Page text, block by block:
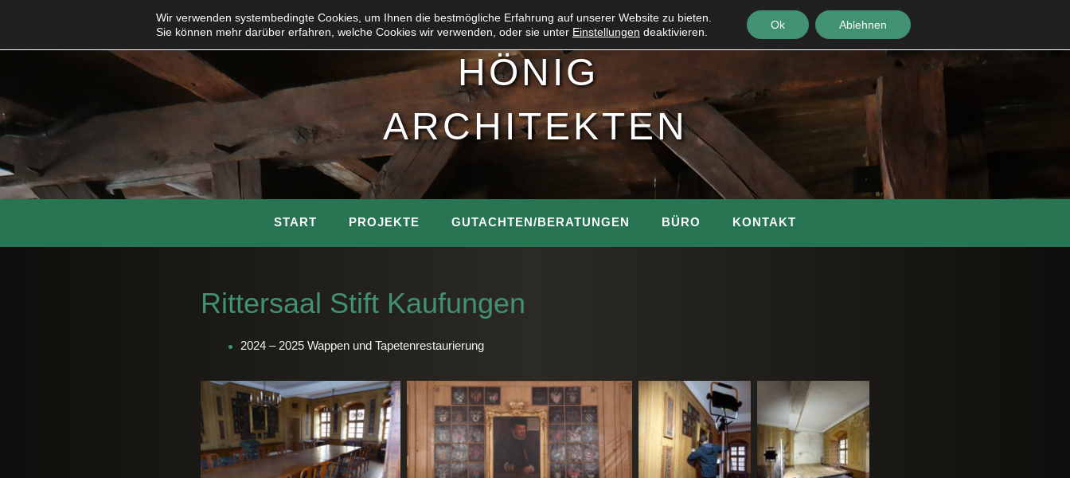
HÖNIG
ARCHITEKTEN
START PROJEKTE GUTACHTEN/BERATUNGEN BÜRO KONTAKT
Rittersaal Stift Kaufungen
2024 – 2025 Wappen und Tapetenrestaurierung
Wir verwenden systembedingte Cookies, um Ihnen die bestmögliche Erfahrung auf unserer Website zu bieten.
Sie können mehr darüber erfahren, welche Cookies wir verwenden, oder sie unter Einstellungen deaktivieren.
Ok Ablehnen